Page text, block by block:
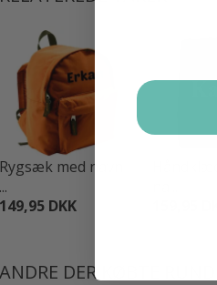
Rygsæk med navn
...
149,95 DKK
ANDRE DER KØBTE